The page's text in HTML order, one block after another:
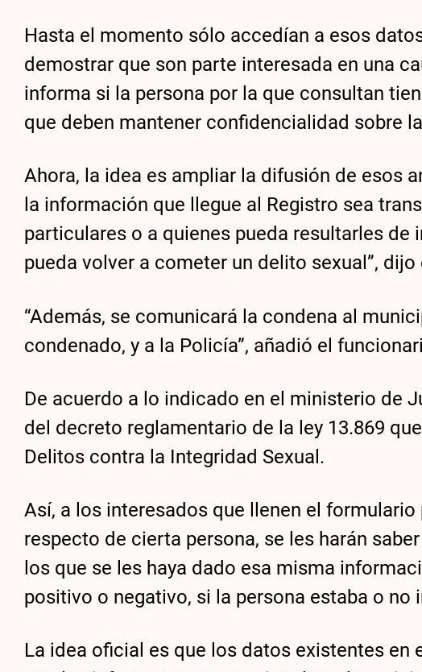
Hasta el momento sólo accedían a esos
demostrar que son parte interesada en una
informa si la persona por la que consultan
que deben mantener confidencialidad sobre
Ahora, la idea es ampliar la difusión de esos
la información que llegue al Registro sea
particulares o a quienes pueda resultarles de
pueda volver a cometer un delito sexual”,
“Además, se comunicará la condena al
condenado, y a la Policía”, añadió el
De acuerdo a lo indicado en el ministerio de
del decreto reglamentario de la ley 13.869
Delitos contra la Integridad Sexual.
Así, a los interesados que llenen el
respecto de cierta persona, se les harán
los que se les haya dado esa misma
positivo o negativo, si la persona estaba o no
La idea oficial es que los datos existentes en